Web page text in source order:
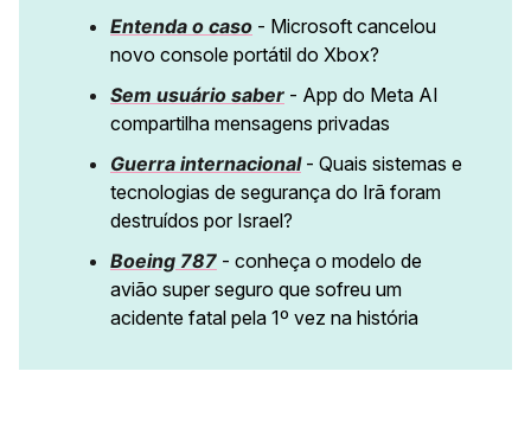
Entenda o caso - Microsoft cancelou
novo console portátil do Xbox?
Sem usuário saber - App do Meta AI
compartilha mensagens privadas
Guerra internacional- Quais sistemas e
tecnologias de segurança do Irã foram
destruídos por Israel?
Boeing 787 - conheça o modelo de
avião super seguro que sofreu um
acidente fatal pela 1º vez na história